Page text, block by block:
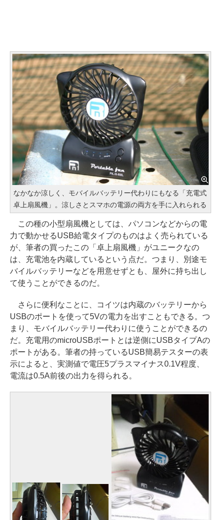
なかなか涼しく、モバイルバッテリー代わりにもなる「充電式
卓上扇風機」。涼しさとスマホの電源の両方を手に入れられる
この種の小型扇風機としては、パソコンなどからの電
力で動かせるUSB給電タイプのものはよく売られている
が、筆者の買ったこの「卓上扇風機」がユニークなの
は、充電池を内蔵しているという点だ。つまり、別途モ
バイルバッテリーなどを用意せずとも、屋外に持ち出し
て使うことができるのだ。
さらに便利なことに、コイツは内蔵のバッテリーから
USBのポートを使って5Vの電力を出すこともできる。つ
まり、モバイルバッテリー代わりに使うことができるの
だ。充電用のmicroUSBポートとは逆側にUSBタイプAの
ポートがある。筆者の持っているUSB簡易テスターの表
示によると、実測値で電圧5プラスマイナス0.1V程度、
電流は0.5A前後の出力を得られる。